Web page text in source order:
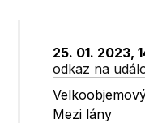
25. 01. 2023,
odkaz na
Mezi lány